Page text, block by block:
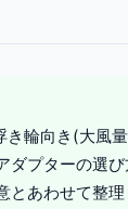
き輪向き(大風
ダプターの選
とあわせて整理